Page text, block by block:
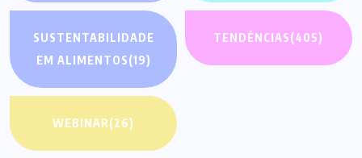
SUSTENTABILIDADE
EM ALIMENTOS(19)
TENDÊNCIAS(405)
WEBINAR(26)